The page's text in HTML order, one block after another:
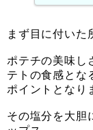
まず目に付いた
ポテチの美味し
テトの食感とな
ポイントとなり
その塩分を大胆